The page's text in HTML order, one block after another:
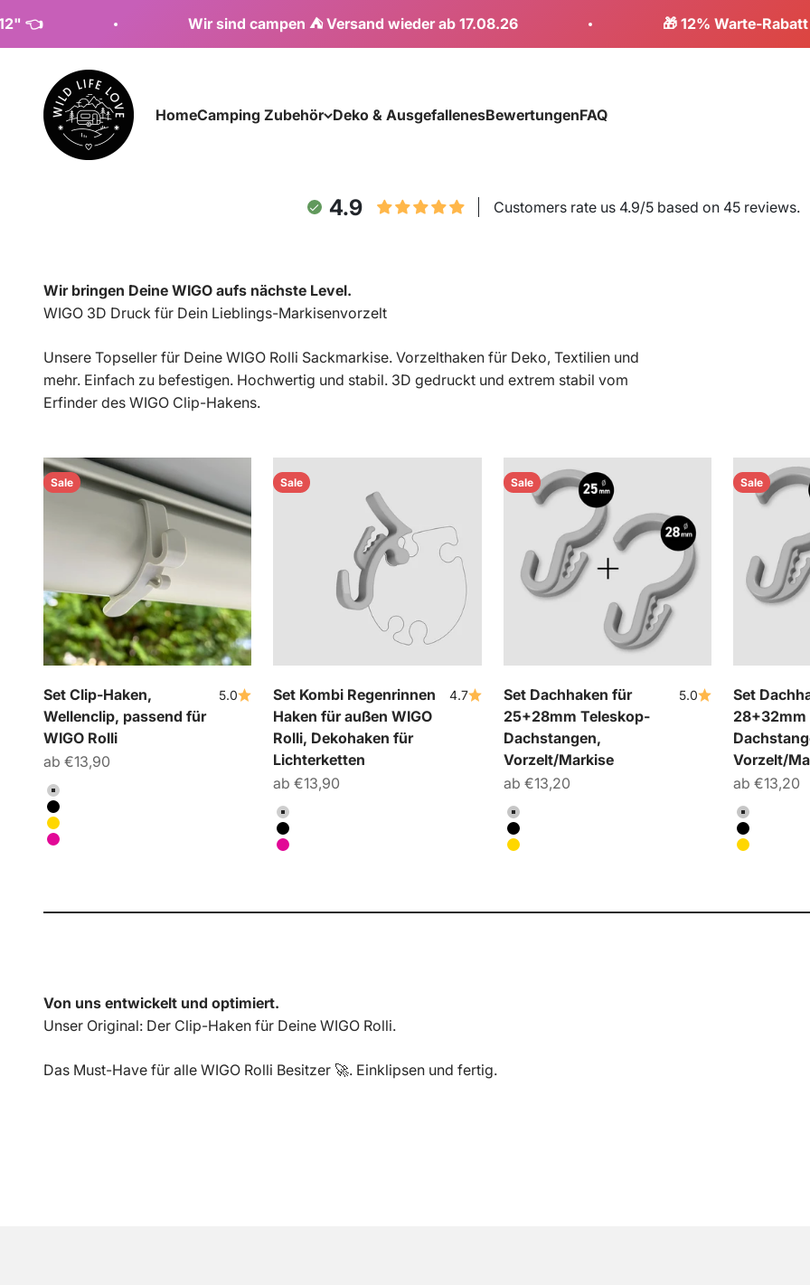
Wir sind campen ⛺ Versand wieder ab 17.08.26 🎁 12% Warte-Rabatt - Code:
HomeCamping Zubehör Deko & AusgefallenesBewertungenFAQ
wildlifelove.de
Entwickelt mit ❤️ von Campern für Camper
4.9 Customers rate us 4.9/5 based on 45 reviews.
Wir bringen Deine WIGO aufs nächste Level.
WIGO 3D Druck für Dein Lieblings-Markisenvorzelt
Unsere Topseller für Deine WIGO Rolli Sackmarkise. Vorzelthaken für Deko, Textilien und
mehr. Einfach zu befestigen. Hochwertig und stabil. 3D gedruckt und extrem stabil vom
Erfinder des WIGO Clip-Hakens.
Sale
Set Clip-Haken,
Wellenclip, passend für
WIGO Rolli
5.0
Angebot
ab €13,90
Farbe
Hellgrau
Schwarz
Gelb
Magenta
Sale
Set Kombi Regenrinnen
Haken für außen WIGO
Rolli, Dekohaken für
Lichterketten
4.7
Angebot
ab €13,90
Farbe
Hellgrau
Schwarz
Magenta
Sale
Set Dachhaken für
25+28mm Teleskop-
Dachstangen,
Vorzelt/Markise
5.0
Angebot
ab €13,20
Farbe
Hellgrau
Schwarz
Gelb
Sale
Set
28+32mm
Vorzelt/
Angebot
ab €13,20
Farbe
Hellgrau
Schwarz
Gelb
Von uns entwickelt und optimiert.
Unser Original: Der Clip-Haken für Deine WIGO Rolli.
Das Must-Have für alle WIGO Rolli Besitzer 🚀. Einklipsen und fertig.